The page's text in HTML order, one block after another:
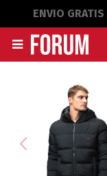
ENVIO GRATIS
